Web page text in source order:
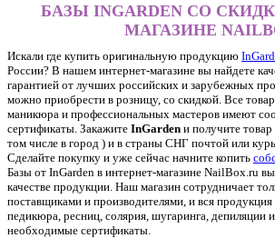
БАЗЫ INGARDEN СО
МАГАЗИНЕ
Искали где купить оригинальную продукцию
России? В нашем интернет-магазине вы найдете
гарантией от лучших российских и зарубежных
можно приобрести в розницу, со скидкой. Все
маникюра и профессиональных мастеров имеют
сертификаты. Закажите InGarden и получите
том числе в город ) и в страны СНГ почтой или
Сделайте покупку и уже сейчас начните копить
Базы от InGarden в интернет-магазине NailBox.ru
качестве продукции. Наш магазин сотрудничает
поставщиками и производителями, и вся
педикюра, ресниц, солярия, шугаринга, депиляции
необходимые сертификаты.